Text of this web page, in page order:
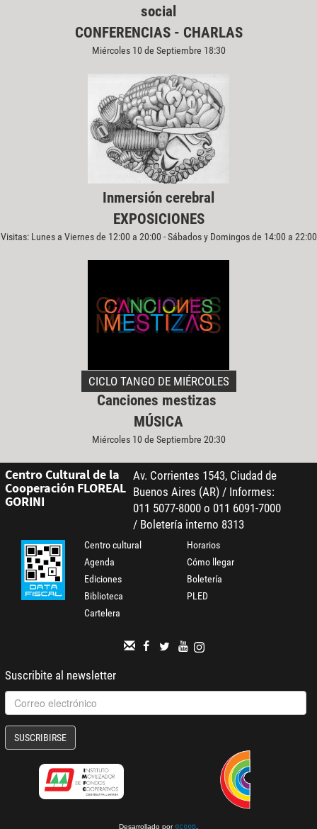
social
CONFERENCIAS - CHARLAS
Miércoles 10 de Septiembre 18:30
Inmersión cerebral
EXPOSICIONES
Visitas: Lunes a Viernes de 12:00 a 20:00 - Sábados y Domingos de 14:00 a 22:00
CICLO TANGO DE MIÉRCOLES
Canciones mestizas
MÚSICA
Miércoles 10 de Septiembre 20:30
Centro Cultural de la
Cooperación FLOREAL
GORINI
Av. Corrientes 1543, Ciudad de
Buenos Aires (AR) / Informes:
011 5077-8000 o 011 6091-7000
/ Boletería interno 8313
Centro cultural
Agenda
Ediciones
Biblioteca
Cartelera
Horarios
Cómo llegar
Boletería
PLED
Suscribite al newsletter
SUSCRIBIRSE
Desarrollado por gcoop